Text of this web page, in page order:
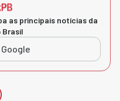
as principais notícias da
Brasil